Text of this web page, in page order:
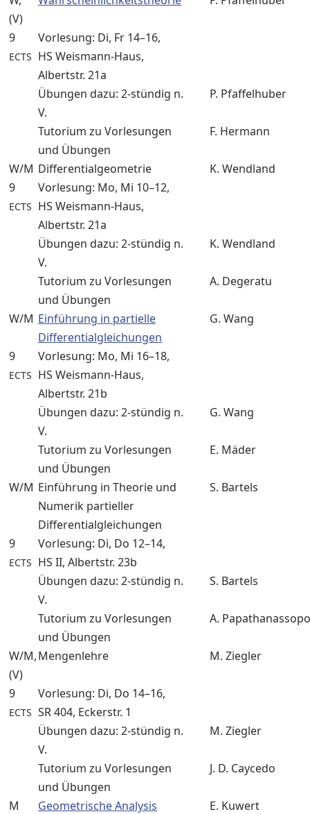
(V)
9
ECTS
Vorlesung: Di, Fr 14–16,
HS Weismann-Haus,
Albertstr. 21a
Übungen dazu: 2-stündig n.
V.
P. Pfaffelhuber
Tutorium zu Vorlesungen
und Übungen
F. Hermann
W/M Differentialgeometrie
K. Wendland
9
ECTS
Vorlesung: Mo, Mi 10–12,
HS Weismann-Haus,
Albertstr. 21a
Übungen dazu: 2-stündig n.
V.
K. Wendland
Tutorium zu Vorlesungen
und Übungen
A. Degeratu
W/M Einführung in partielle
Differentialgleichungen
G. Wang
9
ECTS
Vorlesung: Mo, Mi 16–18,
HS Weismann-Haus,
Albertstr. 21b
Übungen dazu: 2-stündig n.
V.
G. Wang
Tutorium zu Vorlesungen
und Übungen
E. Mäder
W/M Einführung in Theorie und
Numerik partieller
Differentialgleichungen
S. Bartels
9
ECTS
Vorlesung: Di, Do 12–14,
HS II, Albertstr. 23b
Übungen dazu: 2-stündig n.
V.
S. Bartels
Tutorium zu Vorlesungen
und Übungen
A.
W/M,
(V)
Mengenlehre M. Ziegler
9
ECTS
Vorlesung: Di, Do 14–16,
SR 404, Eckerstr. 1
Übungen dazu: 2-stündig n.
V.
M. Ziegler
Tutorium zu Vorlesungen
und Übungen
J. D. Caycedo
M Geometrische Analysis
E. Kuwert